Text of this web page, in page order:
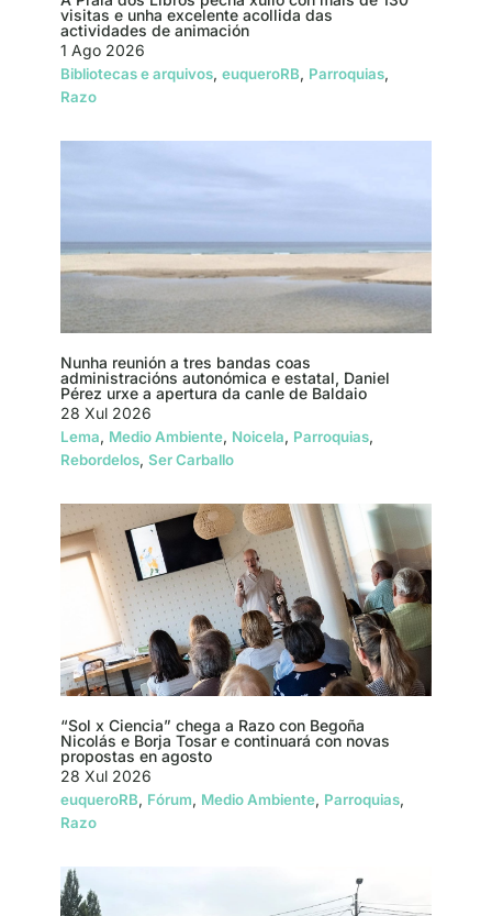
visitas e unha excelente acollida das
actividades de animación
1 Ago 2026
Bibliotecas e arquivos, euqueroRB, Parroquias,
Razo
Nunha reunión a tres bandas coas
administracións autonómica e estatal, Daniel
Pérez urxe a apertura da canle de Baldaio
28 Xul 2026
Lema, Medio Ambiente, Noicela, Parroquias,
Rebordelos, Ser Carballo
“Sol x Ciencia” chega a Razo con Begoña
Nicolás e Borja Tosar e continuará con novas
propostas en agosto
28 Xul 2026
euqueroRB, Fórum, Medio Ambiente, Parroquias,
Razo